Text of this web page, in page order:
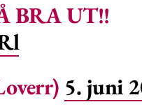
BRA UT!!
5. juni